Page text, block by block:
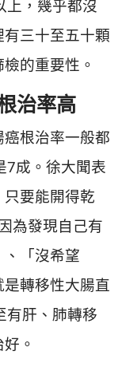
上，幾乎都沒
三十至五十顆
的重要性。
治率高
根治率一般都
7成。徐大聞表
要能開得乾
為發現自己有
「沒希望
轉移性大腸直
有肝、肺轉移
。